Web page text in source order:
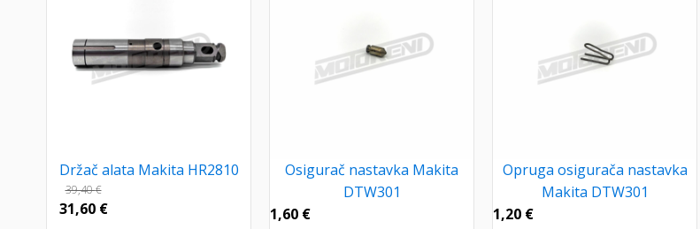
Držač alata Makita HR2810
39,40€
31,60 €
Osigurač nastavka Makita
DTW301
1,60 €
Opruga osigurača nastavka
Makita DTW301
1,20 €